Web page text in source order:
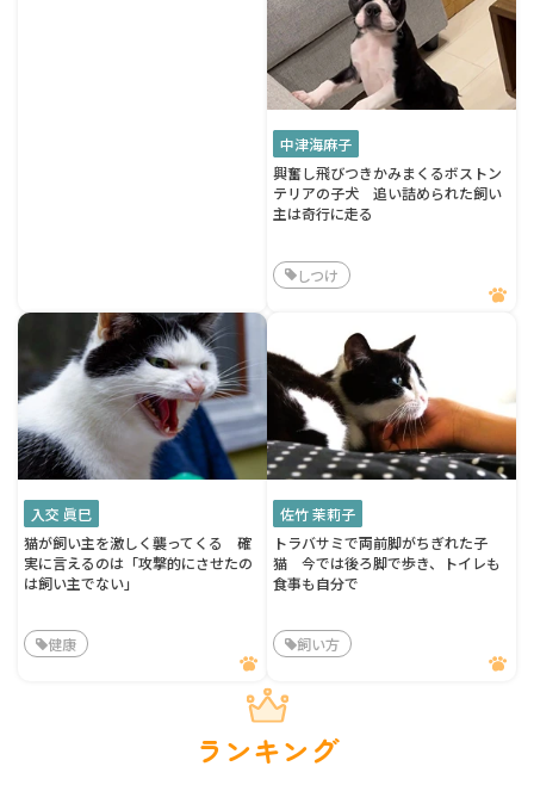
中津海麻子
興奮し飛びつきかみまくるボストン
テリアの子犬 追い詰められた飼い
主は奇行に走る
しつけ
入交 眞巳
猫が飼い主を激しく襲ってくる 確
実に言えるのは「攻撃的にさせたの
は飼い主でない」
健康
佐竹 茉莉子
トラバサミで両前脚がちぎれた子
猫 今では後ろ脚で歩き、トイレも
食事も自分で
飼い方
ランキング